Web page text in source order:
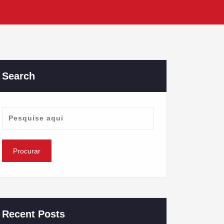
Search
Recent Posts